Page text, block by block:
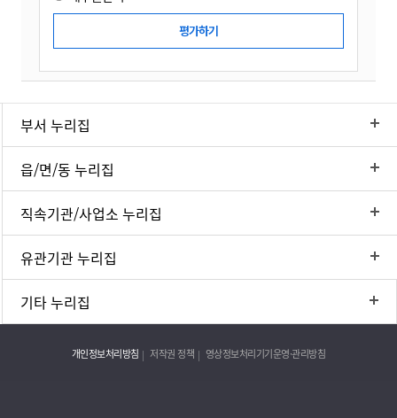
부서 누리집
읍/면/동 누리집
직속기관/사업소 누리집
유관기관 누리집
기타 누리집
개인정보처리방침 저작권 정책 영상정보처리기기운영·관리방침